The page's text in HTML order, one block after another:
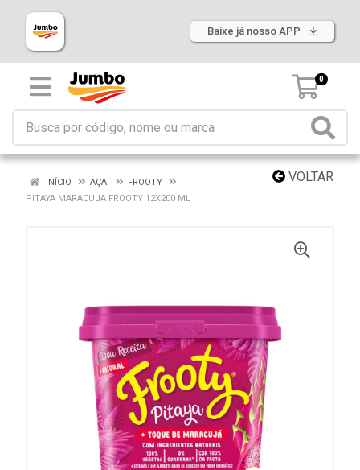
Baixe já nosso APP
0
VOLTAR
INÍCIO AÇAI
FROOTY
PITAYA MARACUJA FROOTY 12X200 ML